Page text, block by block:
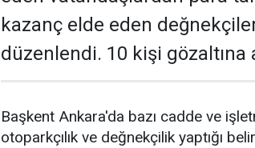
kazanç elde eden
düzenlendi. 10 kişi gözaltına
Başkent Ankara'da bazı cadde ve
otoparkçılık ve değnekçilik yaptığı